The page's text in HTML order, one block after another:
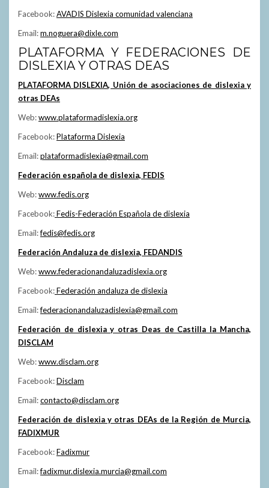
Facebook:AVADIS Dislexia comunidad valenciana
Email:m.noguera@dixle.com
PLATAFORMA Y FEDERACIONES DE
DISLEXIA Y OTRAS DEAS
PLATAFORMA DISLEXIA, Unión de asociaciones de dislexia y
otras DEAs
Web:www.plataformadislexia.org
Facebook:Plataforma Dislexia
Email:plataformadislexia@gmail.com
Federación española de dislexia, FEDIS
Web:www.fedis.org
Facebook:Fedis-Federación Española de dislexia
Email:fedis@fedis.org
Federación Andaluza de dislexia, FEDANDIS
Web:www.federacionandaluzadislexia.org
Facebook:Federación andaluza de dislexia
Email:federacionandaluzadislexia@gmail.com
Federación de dislexia y otras Deas de Castilla la Mancha,
DISCLAM
Web:www.disclam.org
Facebook:Disclam
Email:contacto@disclam.org
Federación de dislexia y otras DEAs de la Región de Murcia,
FADIXMUR
Facebook:Fadixmur
Email:fadixmur.dislexia.murcia@gmail.com